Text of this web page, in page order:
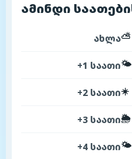
ამინდი
ახლა⛅
+1 საათი🌤️
+2 საათი☀️
+3 საათი🌦️
+4 საათი🌤️